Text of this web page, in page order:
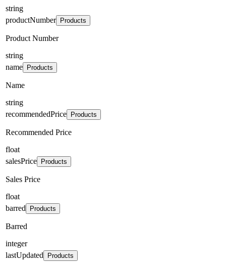
string
productNumber
Products
Product Number
string
name
Products
Name
string
recommendedPrice
Products
Recommended Price
float
salesPrice
Products
Sales Price
float
barred
Products
Barred
integer
lastUpdated
Products